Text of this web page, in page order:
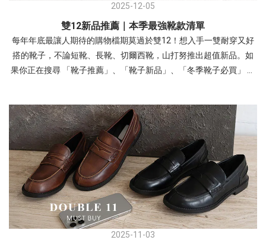
約會、或是日常課堂。即便服裝很簡單（如素色洋裝），只要鞋襪
搭得好，穿搭完整度就會很高！ 瑪莉珍 復古交叉帶內增高瑪莉珍
鞋- 平底瑪莉珍鞋：最實穿的日常首選方頭編織紋一字帶瑪莉珍鞋此
款相較於平滑皮革，編織設計多了一份手工質感與度假氛圍~ 以深
藍色格子襯衫搭配酒紅色平底瑪莉珍鞋，藍色與紅色是經典的對比
子因其獨特的波點圖案與精緻的鎖釦，非常適合用來提升日常穿搭
的視覺層次 上身白色的法式袖襯衫搭配黑色花苞短裙，與鞋子的黑
色底色呼應，營造出輕盈且優雅的「法式少女感」。 Point：建議搭
配一個與鞋子同色系的包包，能讓整體穿搭視覺更和諧，並凸顯鞋
子上的金色鎖釦作為整體的精緻點綴 瑪莉珍 拼接波點繫帶鎖釦瑪莉
珍鞋- 涼感網紗鞋熱潮來襲！引爆透視穿搭法式透膚網紗平底芭蕾鞋
結合了今年大熱的Balletcore(芭蕾風)與透氣網紗設計，散發出一種
輕盈、慵懶且不失優雅的氣息。 仙氣少女風→ 選擇微透感的服裝與
鞋款的「網紗透膚」元素相呼應，營造視覺上的輕盈感 ~ 高腰A字
2025-12-05
雙12新品推薦｜本季最強靴款清單
每年年底最讓人期待的購物檔期莫過於雙12！想入手一雙耐穿又好
搭的靴子，不論短靴、長靴、切爾西靴，山打努推出超值新品。如
果你正在搜尋 「靴子推薦」、「靴子新品」、「冬季靴子必買」 等
一字皮帶扣設計，超厚鬆糕鞋底視覺增高修飾比例，這款短靴融合
了多種時尚元素，是秋冬穿搭不可或缺的單品，特別適合追求甜美
個性（甜酷風）的女孩 → 短靴 一字皮帶扣超厚底鬆糕靴(點我) 尖頭
個性牛仔反摺靴這款短靴融合了麂皮絨面材質與時尚尖頭設計，輕
鬆打造俐落帥氣的秋冬造型！獨特的靴筒反摺堆堆造型，增添豐富
的穿搭層次感。穩固好走的5公分跟高，輕鬆拉長雙腿比例，無論褲
裝裙裝都能完美搭配。 →短靴 尖頭個性牛仔反摺靴(點我)- 永不退流
行切爾西靴是一款經典且永不退流行的短筒靴，以其側邊鬆緊帶無
鞋帶的設計為主要特色 輕量厚底瘦瘦切爾西靴簡約設計，一雙即可
2025-11-03